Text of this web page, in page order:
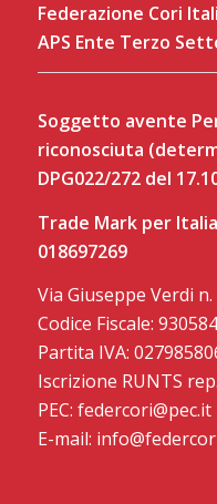
Federazione Cori
APS Ente Terzo
Soggetto avente
riconosciuta
DPG022/272 del
Trade Mark per
018697269
Via Giuseppe Verdi
Codice Fiscale:
Partita IVA:
Iscrizione RUNTS
PEC: federcori@pec.it
E-mail: